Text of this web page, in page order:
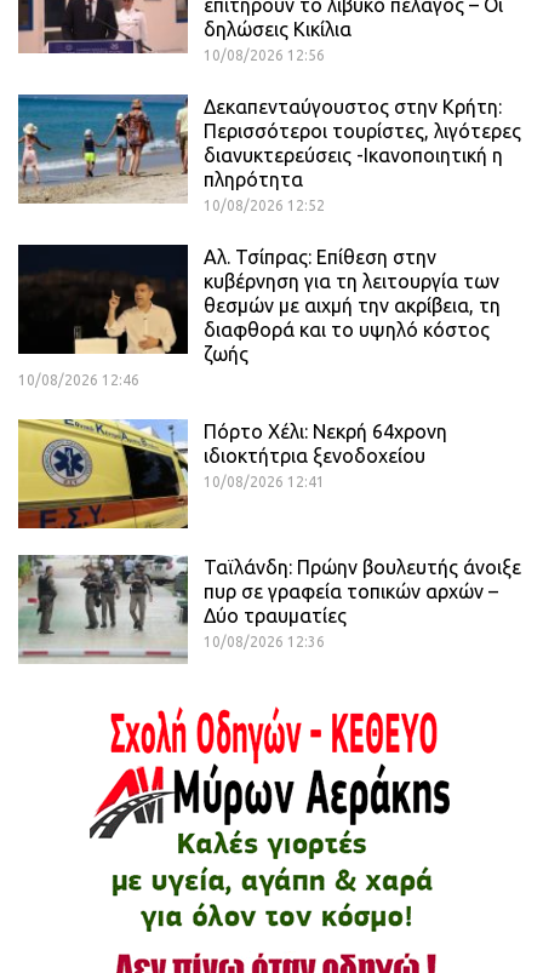
επιτηρούν το λιβυκό πέλαγος – Οι
δηλώσεις Κικίλια
10/08/2026 12:56
Δεκαπενταύγουστος στην Κρήτη:
Περισσότεροι τουρίστες, λιγότερες
διανυκτερεύσεις -Ικανοποιητική η
πληρότητα
10/08/2026 12:52
Αλ. Τσίπρας: Επίθεση στην
κυβέρνηση για τη λειτουργία των
θεσμών με αιχμή την ακρίβεια, τη
διαφθορά και το υψηλό κόστος
ζωής
10/08/2026 12:46
Πόρτο Χέλι: Νεκρή 64χρονη
ιδιοκτήτρια ξενοδοχείου
10/08/2026 12:41
Ταϊλάνδη: Πρώην βουλευτής άνοιξε
πυρ σε γραφεία τοπικών αρχών –
Δύο τραυματίες
10/08/2026 12:36